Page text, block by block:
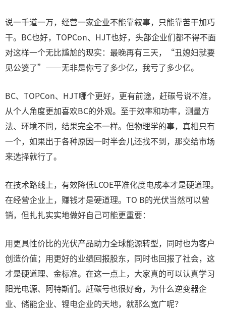
说一千道一万，经营一家企业不能靠叙事，只能靠苦干加巧
干。BC也好，TOPCon、HJT也好，头部企业们都不得不面
对这样一个无比尴尬的现实：最晚再有三天，“丑媳妇就要
见公婆了”——无非是你亏了多少亿，我亏了多少亿。
BC、TOPCon、HJT哪个更好，更有前途，赶碳号说不准，
从个人角度更加喜欢BC的外观。至于效率和功率，测量方
法、环境不同，结果完全不一样。但物理学的事，真相只有
一个，如果出于各种原因一时半会儿还找不到，那交给市场
来选择就行了。
在技术路线上，有效降低LCOE平准化度电成本才是硬道理。
在经营企业上，赚钱才是硬道理。TO B的光伏当然可以营
销，但扎扎实实地做好自己可能更重要：
用更具性价比的光伏产品助力全球能源转型，同时也为客户
创造价值；用更好的业绩回报股东，同时也回报了社会，这
才是硬道理、金标准。在这一点上，大家真的可以认真学习
阳光电源、阿特斯们。赶碳号也很好奇，为什么逆变器企
业、储能企业、锂电企业的天地，就那么宽广呢？